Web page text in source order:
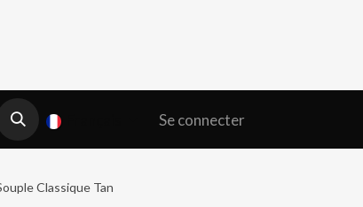
Se connecter
Classique Tan